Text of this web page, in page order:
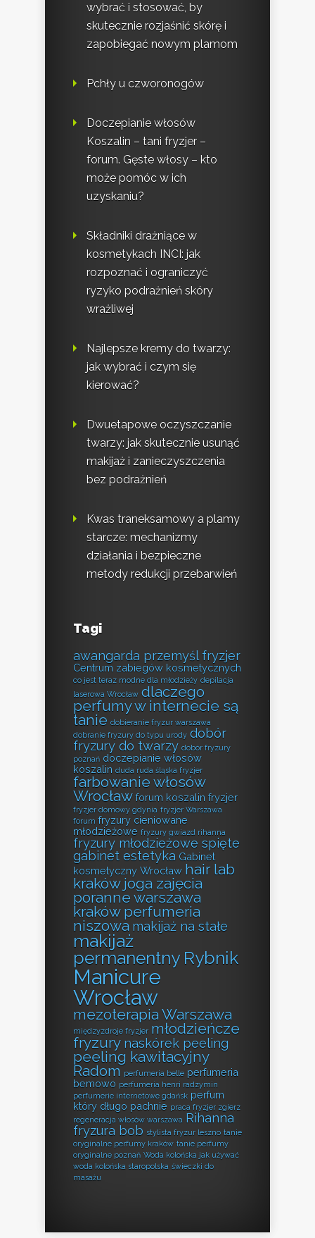
wybrać i stosować, by
skutecznie rozjaśnić skórę i
zapobiegać nowym plamom
Pchły u czworonogów
Doczepianie włosów
Koszalin – tani fryzjer –
forum. Gęste włosy – kto
może pomóc w ich
uzyskaniu?
Składniki drażniące w
kosmetykach INCI: jak
rozpoznać i ograniczyć
ryzyko podrażnień skóry
wrażliwej
Najlepsze kremy do twarzy:
jak wybrać i czym się
kierować?
Dwuetapowe oczyszczanie
twarzy: jak skutecznie usunąć
makijaż i zanieczyszczenia
bez podrażnień
Kwas traneksamowy a plamy
starcze: mechanizmy
działania i bezpieczne
metody redukcji przebarwień
Tagi
awangarda przemyśl fryzjer
Centrum zabiegów kosmetycznych
co jest teraz modne dla młodzieży depilacja
laserowa Wrocław dlaczego
perfumy w internecie są
tanie dobieranie fryzur warszawa
dobranie fryzury do typu urody dobór
fryzury do twarzy dobór fryzury
poznań doczepianie włosów
koszalin duda ruda śląska fryzjer
farbowanie włosów
Wrocław forum koszalin fryzjer
fryzjer domowy gdynia fryzjer Warszawa
forum fryzury cieniowane
młodzieżowe fryzury gwiazd rihanna
fryzury młodzieżowe spięte
gabinet estetyka Gabinet
kosmetyczny Wrocław hair lab
kraków joga zajęcia
poranne warszawa
kraków perfumeria
niszowa makijaż na stałe
makijaż
permanentny Rybnik
Manicure
Wrocław
mezoterapia Warszawa
międzyzdroje fryzjer młodzieńcze
fryzury naskórek peeling
peeling kawitacyjny
Radom perfumeria belle perfumeria
bemowo perfumeria henri radzymin
perfumerie internetowe gdańsk perfum
który długo pachnie praca fryzjer zgierz
regeneracja włosów warszawa Rihanna
fryzura bob stylista fryzur leszno tanie
oryginalne perfumy kraków tanie perfumy
oryginalne poznań Woda kolońska jak używać
woda kolońska staropolska świeczki do
masażu